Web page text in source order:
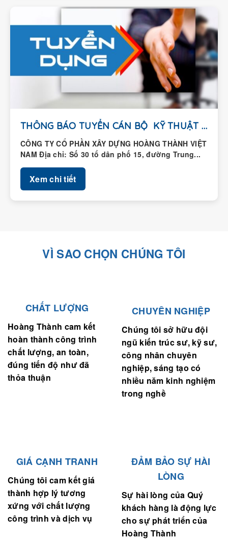
THÔNG BÁO TUYỂN CÁN BỘ KỸ THUẬT HIỆN...
CÔNG TY CỔ PHẦN XÂY DỰNG HOÀNG THÀNH VIỆT
NAM Địa chỉ: Số 30 tổ dân phố 15, đường Trung...
Xem chi tiết
VÌ SAO CHỌN CHÚNG TÔI
CHẤT LƯỢNG
Hoàng Thành cam kết
hoàn thành công trình
chất lượng, an toàn,
đúng tiến độ như đã
thỏa thuận
CHUYÊN NGHIỆP
Chúng tôi sở hữu đội
ngũ kiến trúc sư, kỹ sư,
công nhân chuyên
nghiệp, sáng tạo có
nhiều năm kinh nghiệm
trong nghề
GIÁ CẠNH TRANH
Chúng tôi cam kết giá
thành hợp lý tương
xứng với chất lượng
công trình và dịch vụ
ĐẢM BẢO SỰ HÀI
LÒNG
Sự hài lòng của Quý
khách hàng là động lực
cho sự phát triển của
Hoàng Thành